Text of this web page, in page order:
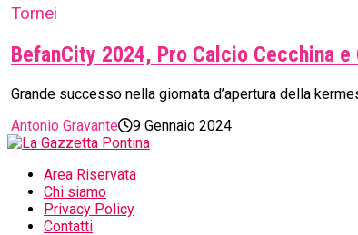
Tornei
BefanCity 2024, Pro Calcio Cecchina
Grande successo nella giornata d’apertura della
Antonio Gravante
9 Gennaio 2024
Area Riservata
Chi siamo
Privacy Policy
Contatti